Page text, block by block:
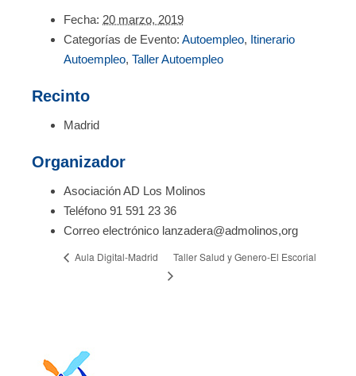
Fecha: 20 marzo, 2019
Categorías de Evento: Autoempleo, Itinerario
Autoempleo, Taller Autoempleo
Recinto
Madrid
Organizador
Asociación AD Los Molinos
Teléfono 91 591 23 36
Correo electrónico lanzadera@admolinos,org
Aula Digital-Madrid
Taller Salud y Genero-El Escorial